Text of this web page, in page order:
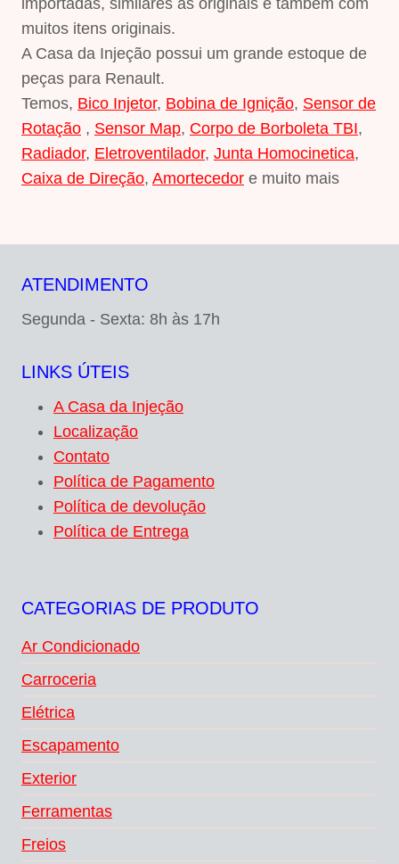
importadas, similares as originais e também com
muitos itens originais.
A Casa da Injeção possui um grande estoque de
peças para Renault.
Temos, Bico Injetor, Bobina de Ignição, Sensor de
Rotação , Sensor Map, Corpo de Borboleta TBI,
Radiador, Eletroventilador, Junta Homocinetica,
Caixa de Direção, Amortecedor e muito mais
ATENDIMENTO
Segunda - Sexta: 8h às 17h
LINKS ÚTEIS
A Casa da Injeção
Localização
Contato
Política de Pagamento
Política de devolução
Política de Entrega
CATEGORIAS DE PRODUTO
Ar Condicionado
Carroceria
Elétrica
Escapamento
Exterior
Ferramentas
Freios